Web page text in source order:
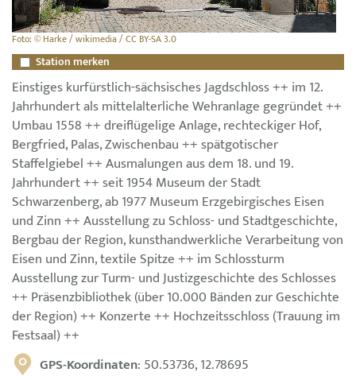
Foto: © Harke / wikimedia / CC BY-SA 3.0
Station merken
Einstiges kurfürstlich-sächsisches Jagdschloss ++ im 12.
Jahrhundert als mittelalterliche Wehranlage gegründet ++
Umbau 1558 ++ dreiflügelige Anlage, rechteckiger Hof,
Bergfried, Palas, Zwischenbau ++ spätgotischer
Staffelgiebel ++ Ausmalungen aus dem 18. und 19.
Jahrhundert ++ seit 1954 Museum der Stadt
Schwarzenberg, ab 1977 Museum Erzgebirgisches Eisen
und Zinn ++ Ausstellung zu Schloss- und Stadtgeschichte,
Bergbau der Region, kunsthandwerkliche Verarbeitung von
Eisen und Zinn, textile Spitze ++ im Schlossturm
Ausstellung zur Turm- und Justizgeschichte des Schlosses
++ Präsenzbibliothek (über 10.000 Bänden zur Geschichte
der Region) ++ Konzerte ++ Hochzeitsschloss (Trauung im
Festsaal) ++
GPS-Koordinaten: 50.53736, 12.78695